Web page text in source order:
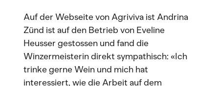
Auf der Webseite von Agriviva ist Andrina
Zünd ist auf den Betrieb von Eveline
Heusser gestossen und fand die
Winzermeisterin direkt sympathisch: «Ich
trinke gerne Wein und mich hat
interessiert, wie die Arbeit auf dem